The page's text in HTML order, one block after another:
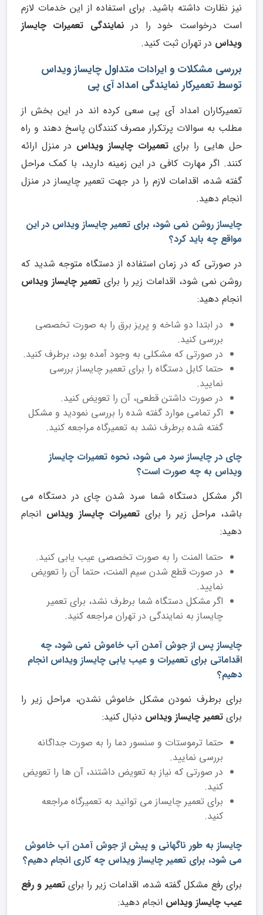
نیز نظارت داشته باشید. برای استفاده از این خدمات لازم
است درخواست خود را در نمایندگی تعمیرات چایساز
ویداس در تهران ثبت کنید.
بررسی مشکلات و ایرادات متداول چایساز ویداس
توسط تعمیرکار نمایندگی امداد آی پی
تعمیرکاران امداد آی پی سعی کرده اند در این بخش از
مطلب به سوالات پرتکرار مصرف کنندگان پاسخ دهند و راه
حل هایی را برای تعمیرات چایساز ویداس در منزل ارائه
کنند. اگر مهارت کافی در این زمینه دارید، با کمک مراحل
گفته شده، اقدامات لازم را در جهت تعمیر چایساز در منزل
انجام دهید.
چایساز روشن نمی شود، برای تعمیر چایساز ویداس در این
مواقع چه باید کرد؟
در صورتی که در زمان استفاده از دستگاه متوجه شدید که
روشن نمی شود، اقدامات زیر را برای تعمیر چایساز ویداس
انجام دهید:
در ابتدا دو شاخه و پریز برق را به صورت تخصصی
بررسی کنید.
در صورتی که مشکلی به وجود آمده بود، برطرف کنید.
حتما کابل دستگاه را برای تعمیر چایساز بررسی
نمایید.
در صورت داشتن قطعی، آن را تعویض کنید.
اگر تمامی موارد گفته شده را بررسی نمودید و مشکل
گفته شده برطرف نشد به تعمیرگاه مراجعه کنید.
چای در چایساز سرد می شود، نحوه تعمیرات چایساز
ویداس به چه صورت است؟
اگر مشکل دستگاه شما سرد شدن چای در دستگاه می
باشد، مراحل زیر را برایتعمیرات چایساز ویداس انجام
دهید:
حتما المنت را به صورت تخصصی عیب یابی کنید.
در صورت قطع شدن سیم المنت، حتما آن را تعویض
نمایید.
اگر مشکل دستگاه شما برطرف نشد، برای تعمیر
چایساز به نمایندگی در تهران مراجعه کنید.
چایساز پس از جوش آمدن آب خاموش نمی شود، چه
اقداماتی برای تعمیرات و عیب یابی چایساز ویداس انجام
دهیم؟
برای برطرف نمودن مشکل خاموش نشدن، مراحل زیر را
برای تعمیر چایساز ویداس دنبال کنید:
حتما ترموستات و سنسور دما را به صورت جداگانه
بررسی نمایید.
در صورتی که نیاز به تعویض داشتند، آن ها را تعویض
کنید.
برای تعمیر چایساز می توانید به تعمیرگاه مراجعه
کنید.
چایساز به طور ناگهانی و پیش از جوش آمدن آب خاموش
می شود، برای تعمیر چایساز ویداس چه کاری انجام دهیم؟
برای رفع مشکل گفته شده، اقدامات زیر را برایتعمیر و رفع
عیب چایساز ویداس انجام دهید: